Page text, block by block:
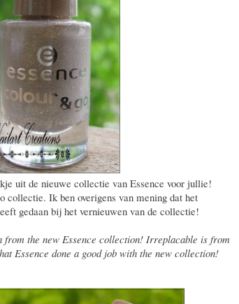
uit de nieuwe collectie van Essence voor jullie!
Ik ben overigens van mening dat het
gedaan bij het vernieuwen van de collectie!
from the new Essence collection! Irreplacable is from
Essence done a good job with the new collection!